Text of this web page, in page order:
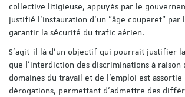
collective litigieuse, appuyés par le
justifié l'instauration d'un "âge couperet" par
garantir la sécurité du trafic aérien.
S'agit-il là d'un objectif qui pourrait justifier la
que l'interdiction des discriminations à raison
domaines du travail et de l'emploi est assortie
dérogations, permettant d'admettre des